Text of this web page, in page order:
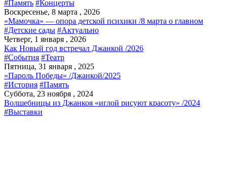
#Память #Концерты
Воскресенье, 8 марта , 2026
«Мамочка» — опора детской психики /8 марта о главном
#Детские сады #Актуально
Четверг, 1 января , 2026
Как Новый год встречал Джанкой /2026
#События #Театр
Пятница, 31 января , 2025
«Пароль Победы» /Джанкой/2025
#История #Память
Суббота, 23 ноября , 2024
Волшебницы из Джанкоя «иглой рисуют красоту» /2024
#Выставки